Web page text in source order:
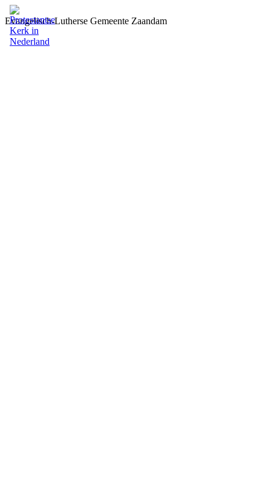
Evangelisch-Lutherse Gemeente Zaandam